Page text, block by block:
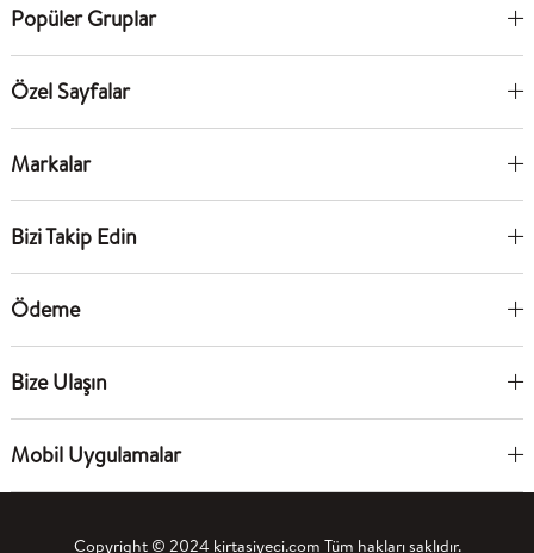
Popüler Gruplar
Özel Sayfalar
Markalar
Bizi Takip Edin
Ödeme
Bize Ulaşın
Mobil Uygulamalar
Copyright © 2024 kirtasiyeci.com Tüm hakları saklıdır.